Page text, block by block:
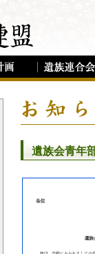
遺族会青年